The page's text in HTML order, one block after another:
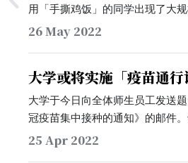
用「手撕鸡饭」的同学出现了大
大学附近的深大总医院一度有超过
了诺如病毒核酸阳性，…
26 May 2022
大学或将实施「疫苗通行
大学于今日向全体师生员工发送
冠疫苗集中接种的通知》的邮件
是，在本次邮件的开头，大学强调
25 Apr 2022